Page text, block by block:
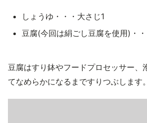
しょうゆ・・・大さじ1
豆腐(今回は絹ごし豆腐を使用)・
豆腐はすり鉢やフードプロセッサー、
てなめらかになるまですりつぶします。